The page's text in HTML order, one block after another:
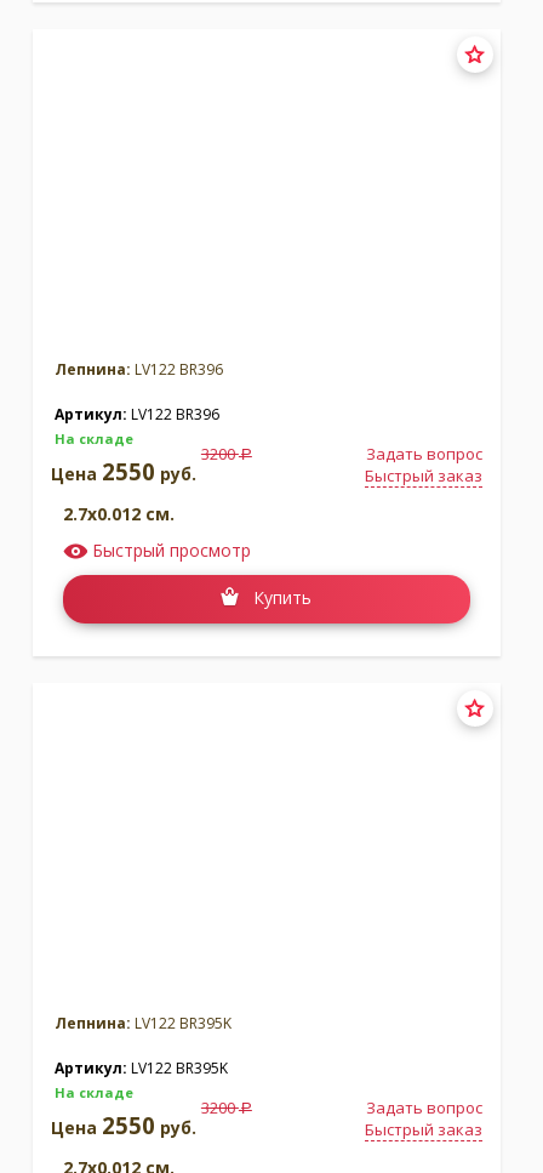
Лепнина: LV122 BR396
Артикул: LV122 BR396
На складе
Задать вопрос
Быстрый заказ
Цена 2550 руб.
3200a
2.7x0.012 см.
Быстрый просмотр
Купить
Лепнина: LV122 BR395K
Артикул: LV122 BR395K
На складе
Задать вопрос
Быстрый заказ
Цена 2550 руб.
3200a
2.7x0.012 см.